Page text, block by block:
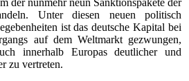
der nunmehr neun Sanktionspakete der
Unter diesen neuen politisch
ist das deutsche Kapital bei
auf dem Weltmarkt gezwungen,
innerhalb Europas deutlicher und
zu vertreten.